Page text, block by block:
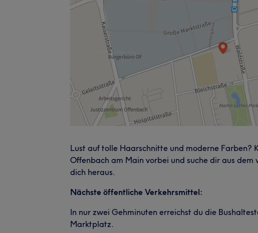
Lust auf tolle Haarschnitte und moderne Farben?
Offenbach am Main vorbei und suche dir aus
dich heraus.
Nächste öffentliche Verkehrsmittel:
In nur zwei Gehminuten erreichst du die
Marktplatz.